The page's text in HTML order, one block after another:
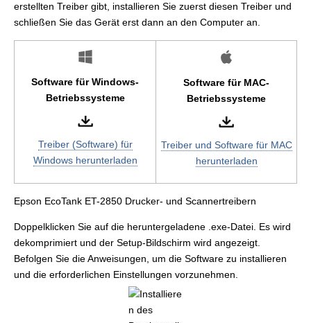
erstellten Treiber gibt, installieren Sie zuerst diesen Treiber und
schließen Sie das Gerät erst dann an den Computer an.
Software für Windows-
Betriebssysteme
Treiber (Software) für
Windows herunterladen
Software für MAC-
Betriebssysteme
Treiber und Software für MAC
herunterladen
Epson EcoTank ET-2850 Drucker- und Scannertreibern
Doppelklicken Sie auf die heruntergeladene .exe-Datei. Es wird
dekomprimiert und der Setup-Bildschirm wird angezeigt.
Befolgen Sie die Anweisungen, um die Software zu installieren
und die erforderlichen Einstellungen vorzunehmen.